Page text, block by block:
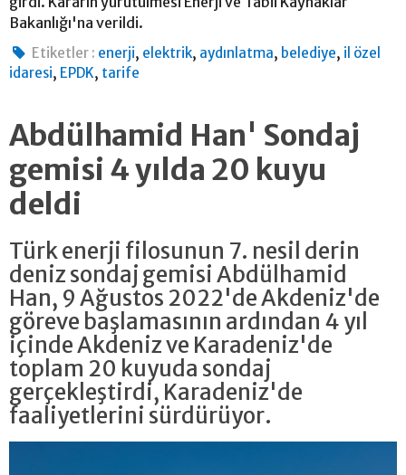
Bakanlığı'na verildi.
Etiketler : enerji, elektrik, aydınlatma, belediye, il özel
idaresi, EPDK, tarife
Abdülhamid Han' Sondaj
gemisi 4 yılda 20 kuyu
deldi
Türk enerji filosunun 7. nesil derin
deniz sondaj gemisi Abdülhamid
Han, 9 Ağustos 2022'de Akdeniz'de
göreve başlamasının ardından 4 yıl
içinde Akdeniz ve Karadeniz'de
toplam 20 kuyuda sondaj
gerçekleştirdi, Karadeniz'de
faaliyetlerini sürdürüyor.